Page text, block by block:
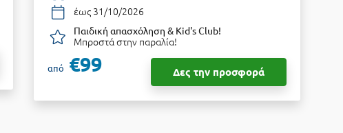
έως 31/10/2026
Παιδική απασχόληση & Kid's Club!
Μπροστά στην παραλία!
από €99 Δες την προσφορά